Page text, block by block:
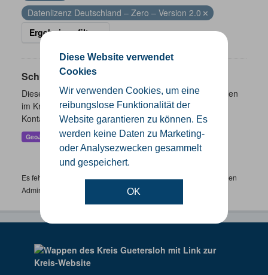
Diese Website verwendet
Cookies
Wir verwenden Cookies, um eine
reibungslose Funktionalität der
Website garantieren zu können. Es
werden keine Daten zu Marketing-
oder Analysezwecken gesammelt
und gespeichert.
OK
Datenlizenz Deutschland – Zero – Version 2.0
Ergebnisse filtern
Schulen
Dieser Datensatz beinhaltet eine Darstellung der Schulen
im Kreis Gütersloh mit Angaben zu Schulform,
Kontaktmöglichkeiten, Pausenzeiten und Schulträger.
GeoJSON SHP
Es fehlen spezifische Datensätze? Wenden Sie sich bitte an einen
Administrator unter:
support.gis@kreis-guetersloh.de